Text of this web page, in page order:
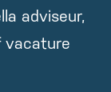
adviseur,
vacature